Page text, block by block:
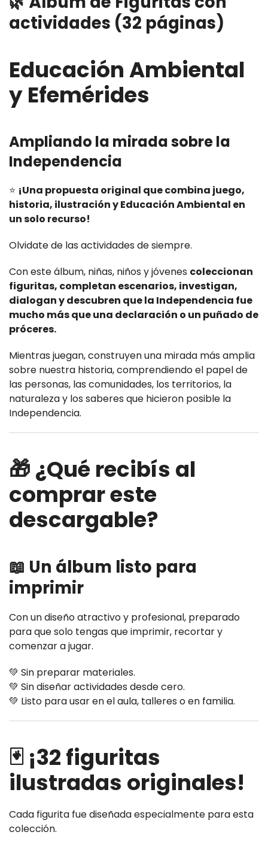
actividades (32 páginas)
Educación Ambiental
y Efemérides
Ampliando la mirada sobre la
Independencia
⭐ ¡Una propuesta original que combina juego,
historia, ilustración y Educación Ambiental en
un solo recurso!
Olvidate de las actividades de siempre.
Con este álbum, niñas, niños y jóvenes coleccionan
figuritas, completan escenarios, investigan,
dialogan y descubren que la Independencia fue
mucho más que una declaración o un puñado de
próceres.
Mientras juegan, construyen una mirada más amplia
sobre nuestra historia, comprendiendo el papel de
las personas, las comunidades, los territorios, la
naturaleza y los saberes que hicieron posible la
Independencia.
🎁 ¿Qué recibís al
comprar este
descargable?
📖 Un álbum listo para
imprimir
Con un diseño atractivo y profesional, preparado
para que solo tengas que imprimir, recortar y
comenzar a jugar.
💚 Sin preparar materiales.
💚 Sin diseñar actividades desde cero.
💚 Listo para usar en el aula, talleres o en familia.
🃏 ¡32 figuritas
ilustradas originales!
Cada figurita fue diseñada especialmente para esta
colección.